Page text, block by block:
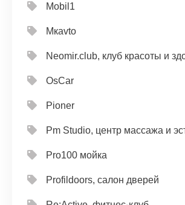
Mobil1
Mкavto
Neomir.club, клуб красоты и
OsCar
Pioner
Pm Studio, центр массажа и
Pro100 мойка
Profildoors, салон дверей